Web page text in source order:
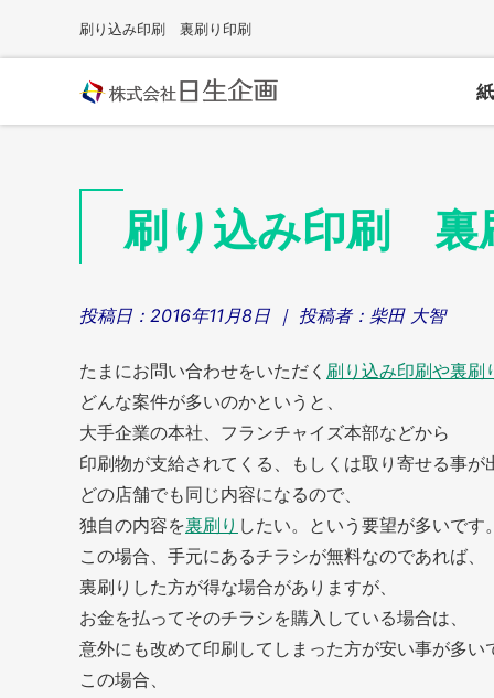
content
刷り込み印刷 裏刷り印刷
刷り込み印刷 裏
投稿日： 2016年11月8日 ｜ 投稿者： 柴田 大智
たまにお問い合わせをいただく 刷り込み印刷や裏刷
どんな案件が多いのかというと、
大手企業の本社、フランチャイズ本部などから
印刷物が支給されてくる、もしくは取り寄せる事が
どの店舗でも同じ内容になるので、
独自の内容を裏刷り したい。という要望が多いです。
この場合、手元にあるチラシが無料なのであれば、
裏刷りした方が得な場合がありますが、
お金を払ってそのチラシを購入している場合は、
意外にも改めて印刷してしまった方が安い事が多い
この場合、